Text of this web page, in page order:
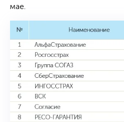
мае.